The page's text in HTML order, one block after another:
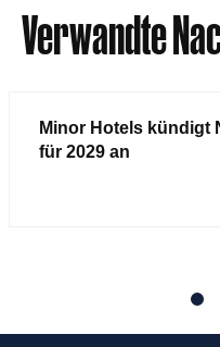
Verwandte
Minor Hotels kündigt
für 2029 an